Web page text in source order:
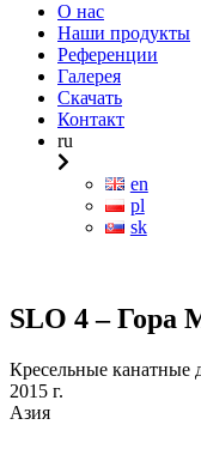
О нас
Наши продукты
Референции
Галерея
Скачать
Контакт
ru
en
pl
sk
SLO 4 – Гора
Кресельные канатные
2015 г.
Азия